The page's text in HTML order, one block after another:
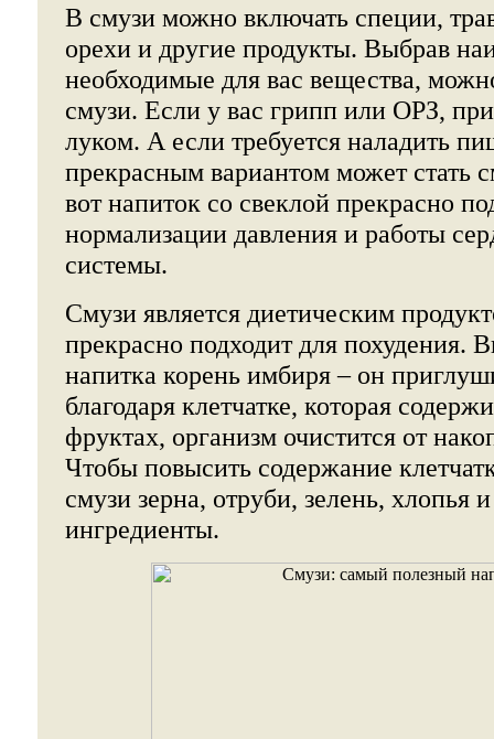
В смузи можно включать специи,
орехи и другие продукты. Выбрав
необходимые для вас вещества,
смузи. Если у вас грипп или ОРЗ,
луком. А если требуется наладить
прекрасным вариантом может стать
вот напиток со свеклой прекрасно
нормализации давления и работы
системы.
Смузи является диетическим
прекрасно подходит для похудения.
напитка корень имбиря – он
благодаря клетчатке, которая
фруктах, организм очистится от
Чтобы повысить содержание
смузи зерна, отруби, зелень, хлопья
ингредиенты.